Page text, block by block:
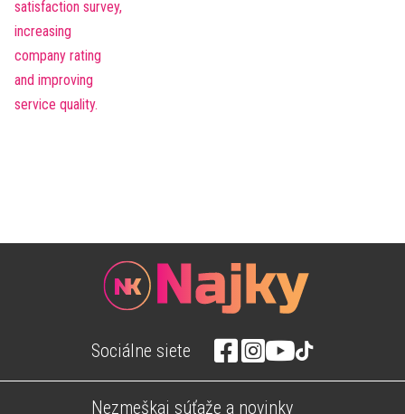
Sociálne siete
Nezmeškaj súťaže a novinky